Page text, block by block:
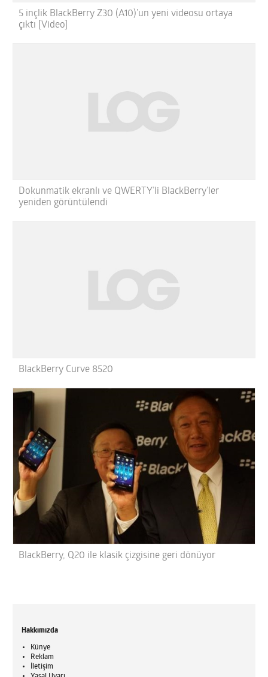
5 inçlik BlackBerry Z30 (A10)’un yeni videosu ortaya
çıktı [Video]
Dokunmatik ekranlı ve QWERTY’li BlackBerry’ler
yeniden görüntülendi
BlackBerry Curve 8520
BlackBerry, Q20 ile klasik çizgisine geri dönüyor
Hakkımızda
Künye
Reklam
İletişim